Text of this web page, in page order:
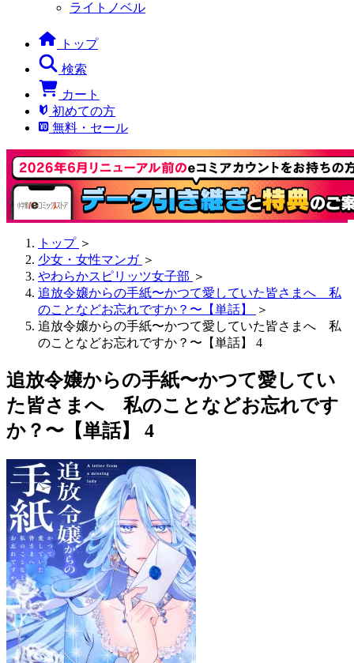
ライトノベル
トップ
検索
カート
初めての方
無料・セール
トップ ＞
少女・女性マンガ ＞
やわらかスピリッツ女子部 ＞
追放令嬢からの手紙〜かつて愛していた皆さまへ 私
のことなどお忘れですか？〜【単話】
＞
追放令嬢からの手紙〜かつて愛していた皆さまへ 私
のことなどお忘れですか？〜【単話】 4
追放令嬢からの手紙〜かつて愛してい
た皆さまへ 私のことなどお忘れです
か？〜【単話】 4